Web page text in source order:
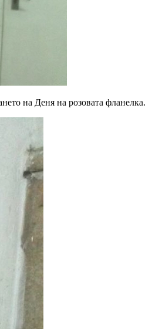
на Деня на розовата фланелка.